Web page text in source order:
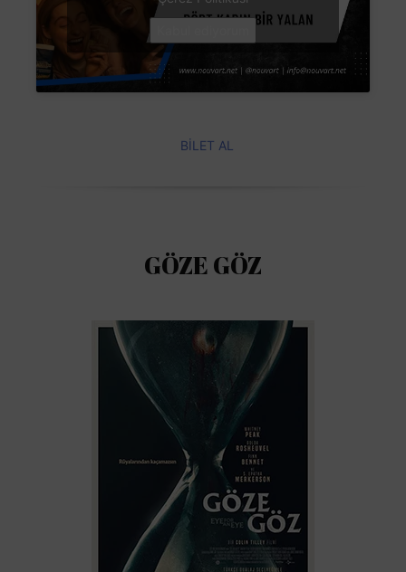
BİLET AL
GÖZE GÖZ